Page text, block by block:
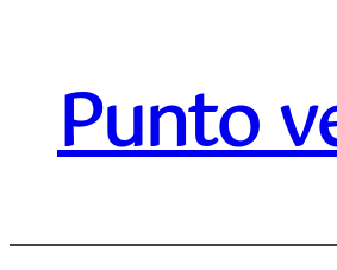
contenuPunto